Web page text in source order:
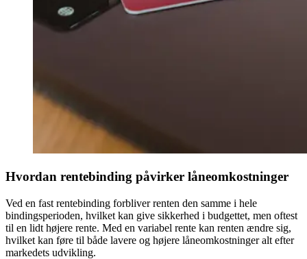
Hvordan rentebinding påvirker låneomkostninger
Ved en fast rentebinding forbliver renten den samme i hele
bindingsperioden, hvilket kan give sikkerhed i budgettet, men oftest
til en lidt højere rente. Med en variabel rente kan renten ændre sig,
hvilket kan føre til både lavere og højere låneomkostninger alt efter
markedets udvikling.